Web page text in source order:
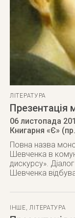
ЛІТЕРАТУРА
Презентація
06 листопада
Книгарня «Є»
Повна назва
Шевченка в
дискурсу».
Шевченка
ІНШЕ,ЛІТЕРАТУРА